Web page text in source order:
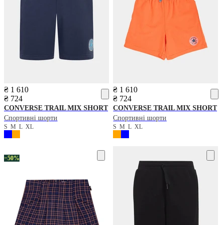
₴ 1 610
₴ 724
CONVERSE TRAIL MIX SHORT
Спортивні шорти
S M L XL
₴ 1 610
₴ 724
CONVERSE TRAIL MIX SHORT
Спортивні шорти
SMLXL
−50%